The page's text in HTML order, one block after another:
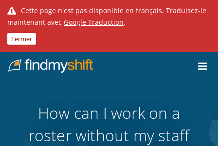
Cette page n'est pas disponible en français. Traduisez-le
maintenant avec Google Traduction.
Fermer
Fixe
How can I work on a
roster without my staff